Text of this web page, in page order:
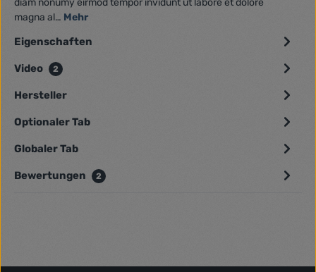
magna al… Mehr
Eigenschaften
Video 2
Hersteller
Optionaler Tab
Globaler Tab
Bewertungen 2